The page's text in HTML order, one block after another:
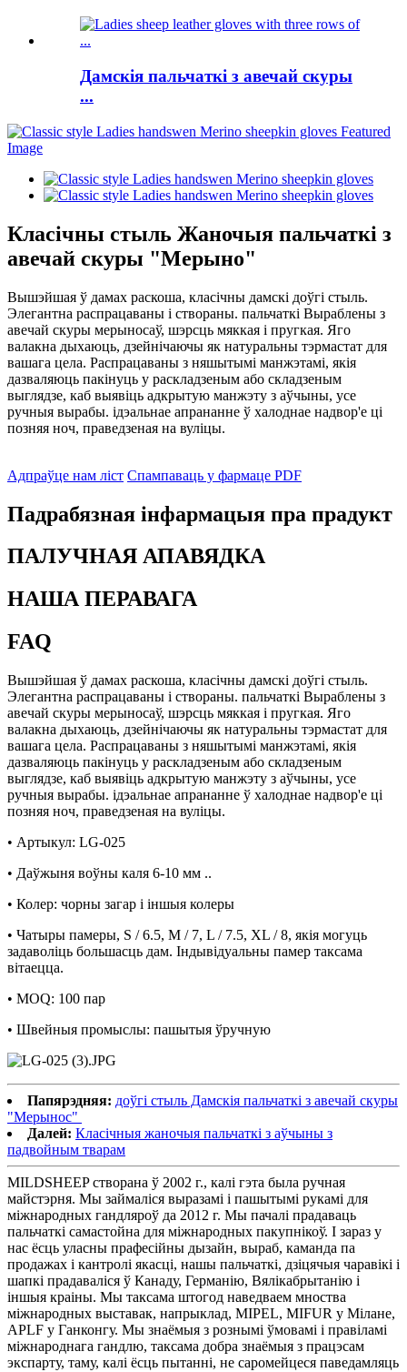
Дамскія пальчаткі з авечай скуры
...
Класічны стыль Жаночыя пальчаткі з
авечай скуры "Мерыно"
Вышэйшая ў дамах раскоша, класічны дамскі доўгі стыль.
Элегантна распрацаваны і створаны. пальчаткі Выраблены з
авечай скуры мерыносаў, шэрсць мяккая і пругкая. Яго
валакна дыхаюць, дзейнічаючы як натуральны тэрмастат для
вашага цела. Распрацаваны з няшытымі манжэтамі, якія
дазваляюць пакінуць у раскладзеным або складзеным
выглядзе, каб выявіць адкрытую манжэту з аўчыны, усе
ручныя вырабы. ідэальнае апрананне ў халоднае надвор'е ці
позняя ноч, праведзеная на вуліцы.
Адпраўце нам ліст Спампаваць у фармаце PDF
Падрабязная інфармацыя пра прадукт
ПАЛУЧНАЯ АПАВЯДКА
НАША ПЕРАВАГА
FAQ
Вышэйшая ў дамах раскоша, класічны дамскі доўгі стыль.
Элегантна распрацаваны і створаны. пальчаткі Выраблены з
авечай скуры мерыносаў, шэрсць мяккая і пругкая. Яго
валакна дыхаюць, дзейнічаючы як натуральны тэрмастат для
вашага цела. Распрацаваны з няшытымі манжэтамі, якія
дазваляюць пакінуць у раскладзеным або складзеным
выглядзе, каб выявіць адкрытую манжэту з аўчыны, усе
ручныя вырабы. ідэальнае апрананне ў халоднае надвор'е ці
позняя ноч, праведзеная на вуліцы.
• Артыкул: LG-025
• Даўжыня воўны каля 6-10 мм ..
• Колер: чорны загар і іншыя колеры
• Чатыры памеры, S / 6.5, M / 7, L / 7.5, XL / 8, якія могуць
задаволіць большасць дам. Індывідуальны памер таксама
вітаецца.
• MOQ: 100 пар
• Швейныя промыслы: пашытыя ўручную
Папярэдняя: доўгі стыль Дамскія пальчаткі з авечай скуры
"Мерынос"
Далей: Класічныя жаночыя пальчаткі з аўчыны з
падвойным тварам
MILDSHEEP створана ў 2002 г., калі гэта была ручная
майстэрня. Мы займаліся выразамі і пашытымі рукамі для
міжнародных гандляроў да 2012 г. Мы пачалі прадаваць
пальчаткі самастойна для міжнародных пакупнікоў. І зараз у
нас ёсць уласны прафесійны дызайн, выраб, каманда па
продажах і кантролі якасці, нашы пальчаткі, дзіцячыя чаравікі і
шапкі прадаваліся ў Канаду, Германію, Вялікабрытанію і
іншыя краіны. Мы таксама штогод наведваем мноства
міжнародных выставак, напрыклад, MIPEL, MIFUR у Мілане,
APLF у Ганконгу. Мы знаёмыя з рознымі ўмовамі і правіламі
міжнароднага гандлю, таксама добра знаёмыя з працэсам
экспарту, таму, калі ёсць пытанні, не саромейцеся паведамляць